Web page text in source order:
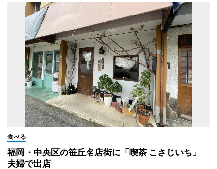
食べる
福岡・中央区の笹丘名店街に「喫茶 こさじいち」
夫婦で出店